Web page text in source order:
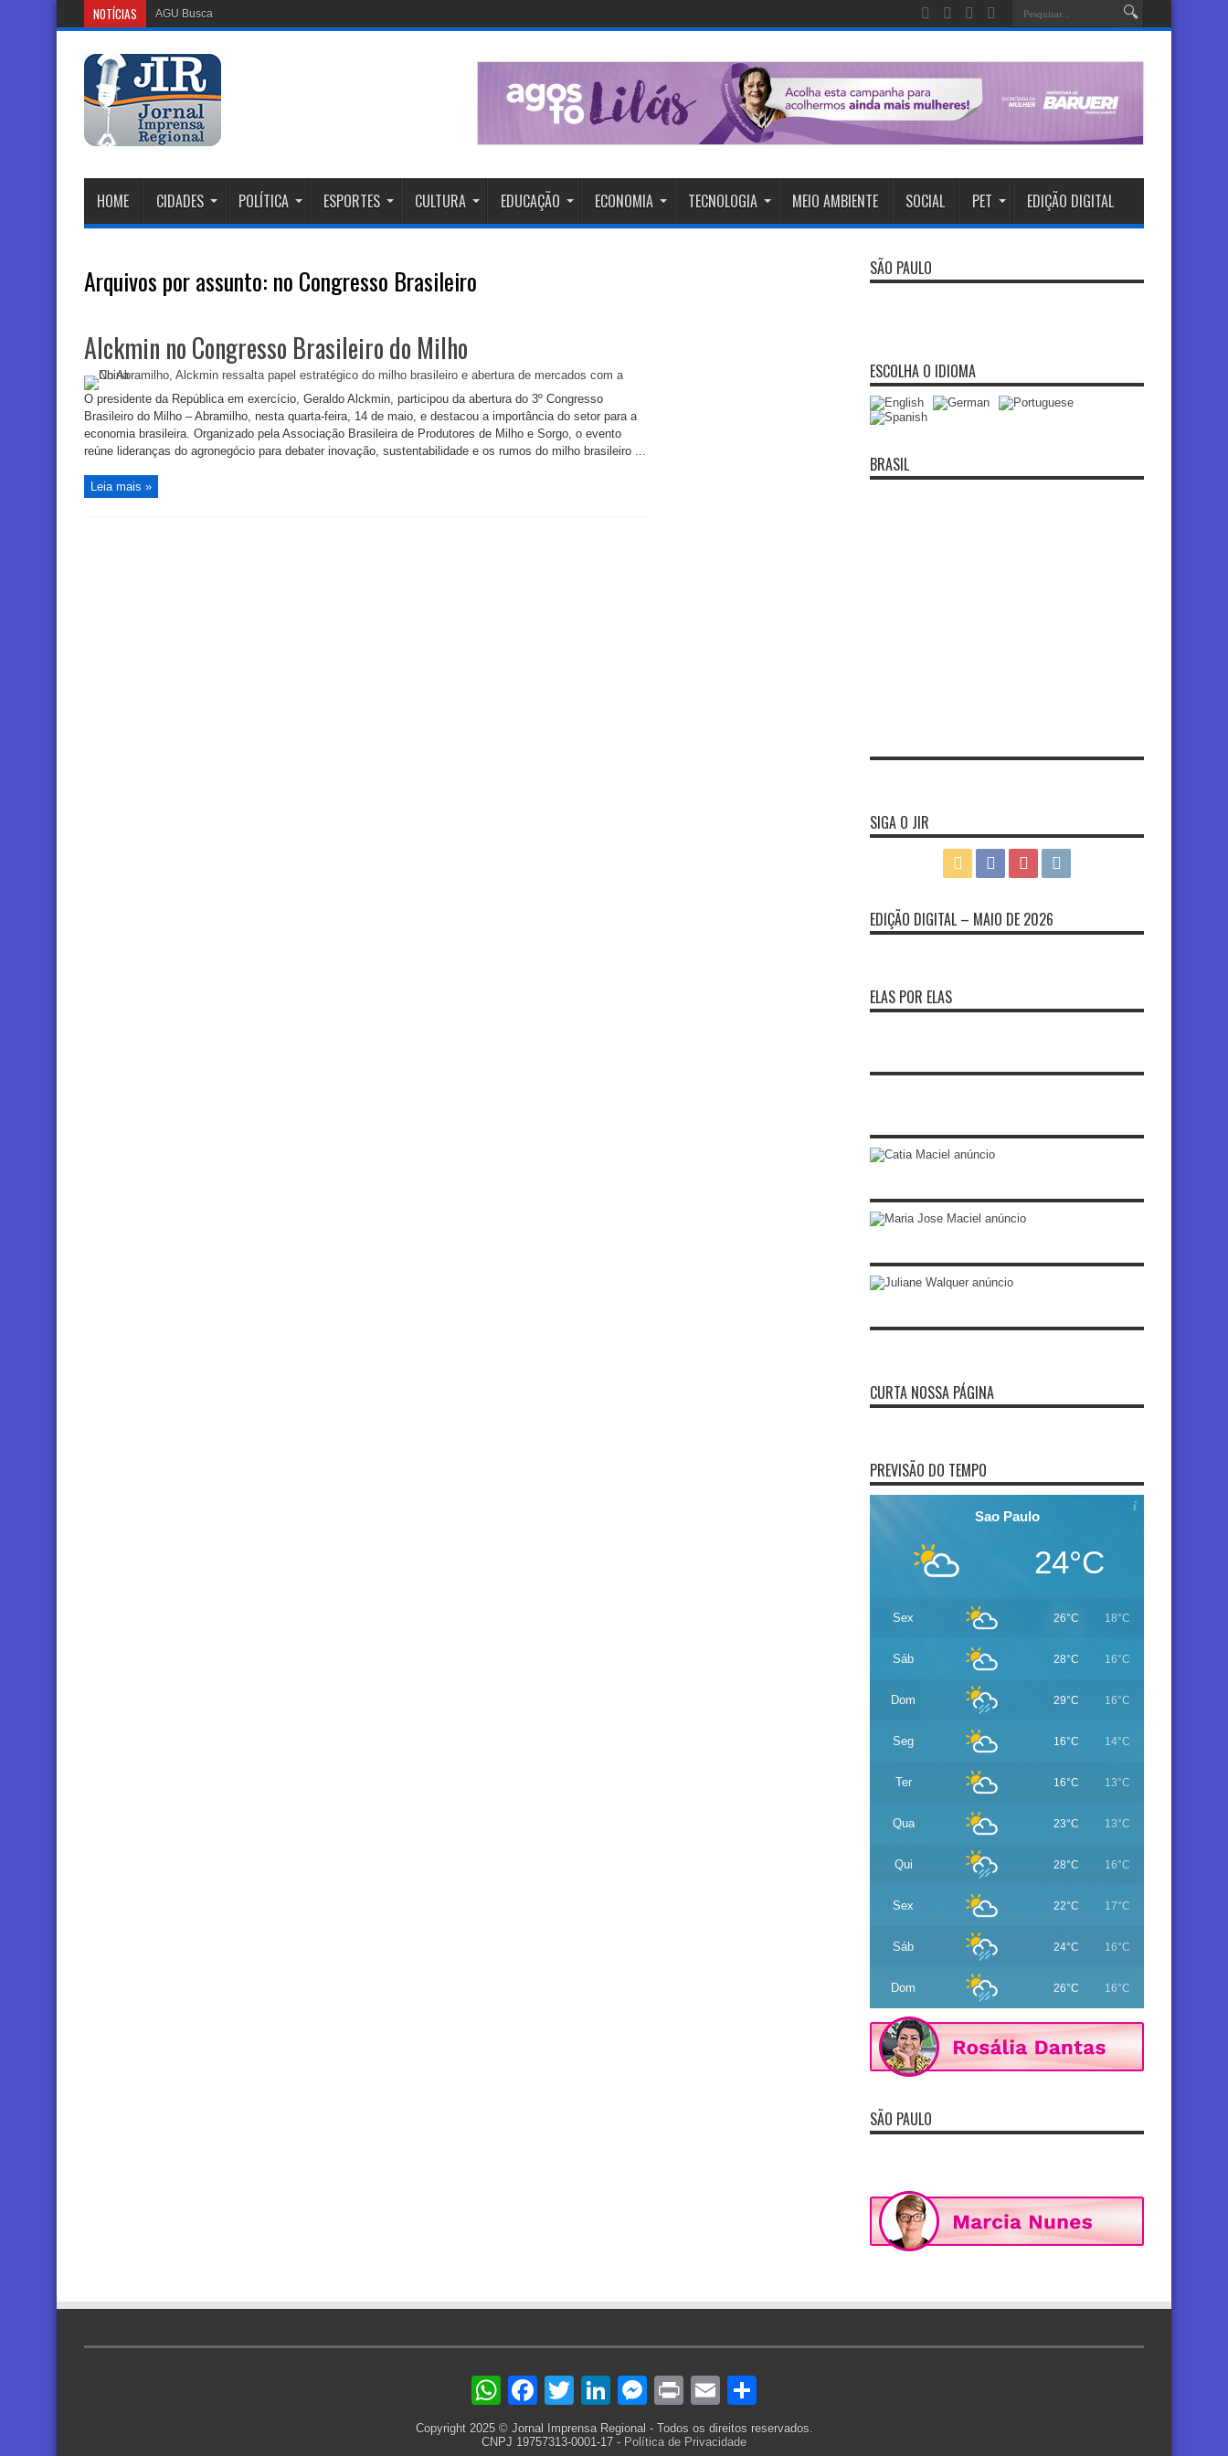
NOTÍCIAS AGU Busca Suspender Plataform
HOME CIDADES POLÍTICA ESPORTES CULTURA EDUCAÇÃO ECONOMIA TECNOLOGIA MEIO AMBIENTE SOCIAL PET EDIÇÃO DIGITAL
Arquivos por assunto: no Congresso Brasileiro
Alckmin no Congresso Brasileiro do Milho
O presidente da República em exercício, Geraldo Alckmin, participou da abertura do 3º Congresso
Brasileiro do Milho – Abramilho, nesta quarta-feira, 14 de maio, e destacou a importância do setor para a
economia brasileira. Organizado pela Associação Brasileira de Produtores de Milho e Sorgo, o evento
reúne lideranças do agronegócio para debater inovação, sustentabilidade e os rumos do milho brasileiro ...
Leia mais »
SÃO PAULO
ESCOLHA O IDIOMA
BRASIL
SIGA O JIR
EDIÇÃO DIGITAL – MAIO DE 2026
ELAS POR ELAS
CURTA NOSSA PÁGINA
PREVISÃO DO TEMPO
Sao Paulo
24°C
Sex 26°C 18°C
Sáb 28°C 16°C
Dom 29°C 16°C
Seg 16°C 14°C
Ter 16°C 13°C
Qua 23°C 13°C
Qui 28°C 16°C
Sex 22°C 17°C
Sáb 24°C 16°C
Dom 26°C 16°C
SÃO PAULO
WhatsApp
Facebook
TwitterLinkedIn
Messenger
PrintEmail
Copyright 2025 © Jornal Imprensa Regional - Todos os direitos reservados.
CNPJ 19757313-0001-17 - Política de Privacidade